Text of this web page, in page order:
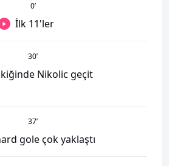
0’
İlk 11'ler
30’
Nikolic geçit
37’
gole çok yaklaştı